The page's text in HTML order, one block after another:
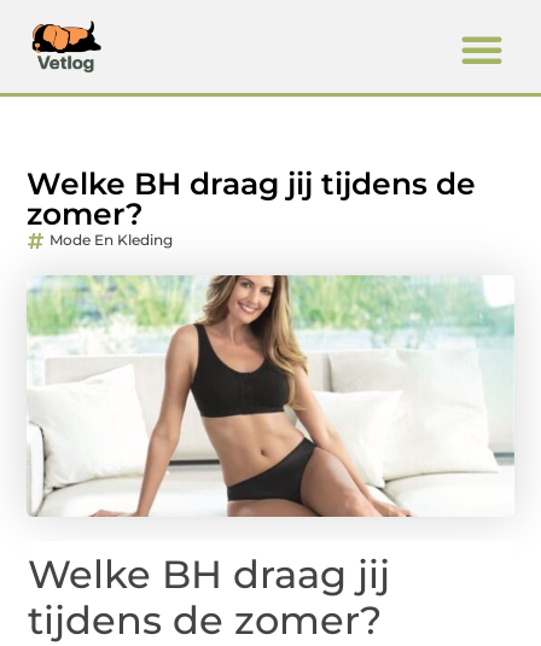
Welke BH draag jij tijdens de
zomer?
Mode En Kleding
Welke BH draag jij
tijdens de zomer?